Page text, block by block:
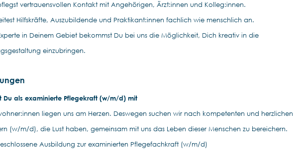
vertrauensvollen Kontakt mit Angehörigen, Ärzt:innen und Kolleg:innen.
Hilfskräfte, Auszubildende und Praktikant:innen fachlich wie menschlich an.
in Deinem Gebiet bekommst Du bei uns die Möglichkeit, Dich kreativ in die
einzubringen.
Du als examinierte Pflegekraft (w/m/d) mit
liegen uns am Herzen. Deswegen suchen wir nach kompetenten und herzlichen
(w/m/d), die Lust haben, gemeinsam mit uns das Leben dieser Menschen zu bereichern.
Ausbildung zur examinierten Pflegefachkraft (w/m/d)